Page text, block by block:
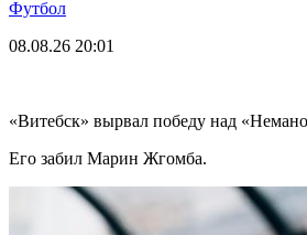
Футбол
08.08.26 20:01
«Витебск» вырвал победу над
Его забил Марин Жгомба.